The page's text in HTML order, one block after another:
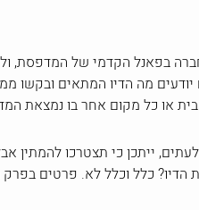
בפאנל הקדמי של המדפסת,
מה הדיו המתאים ובקשו
או כל מקום אחר בו נמצאת
ייתכן כי תצטרכו להמתין
הדיו? כלל וכלל לא. פרטים